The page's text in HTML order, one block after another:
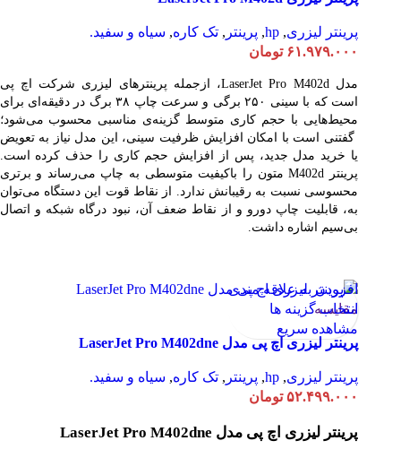
پرینتر لیزری,
hp
, پرینتر , تک کاره, سیاه و سفید.
۶۱.۹۷۹.۰۰۰ تومان
مدل LaserJet Pro M402d، ازجمله پرینترهای لیزری شرکت اچ پی
است که با سینی ۲۵۰ برگی و سرعت چاپ ۳۸ برگ در دقیقه‌ای برای
محیط‌هایی با حجم کاری متوسط گزینه‌ی مناسبی محسوب می‌شود؛
گفتنی است با امکان افزایش ظرفیت سینی، این مدل نیاز به تعویض
یا خرید مدل جدید، پس از افزایش حجم کاری را حذف کرده است.
پرینتر M402d متون را باکیفیت متوسطی به چاپ می‌رساند و برتری
محسوسی نسبت به رقیبانش ندارد. از نقاط قوت این دستگاه می‌توان
به، قابلیت چاپ دورو و از نقاط ضعف آن، نبود درگاه شبکه و اتصال
بی‌سیم اشاره داشت.
افزودن به علاقه مندی
انتخاب گزینه ها
مشاهده سریع
مقایسه
پرینتر لیزری اچ پی مدل LaserJet Pro M402dne
پرینتر لیزری,
hp
, پرینتر , تک کاره, سیاه و سفید.
۵۲.۴۹۹.۰۰۰ تومان
پرینتر لیزری اچ پی مدل LaserJet Pro M402dne